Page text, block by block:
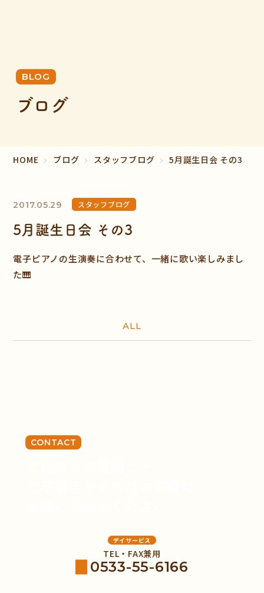
BLOG
ブログ
HOME ブログ スタッフブログ 5月誕生日会 その3
2017.05.29 スタッフブログ
5月誕生日会 その3
電子ピアノの生演奏に合わせて、一緒に歌い楽しみまし
た🎹
ALL
CONTACT
デイサービス
TEL・FAX兼用
0533-55-6166